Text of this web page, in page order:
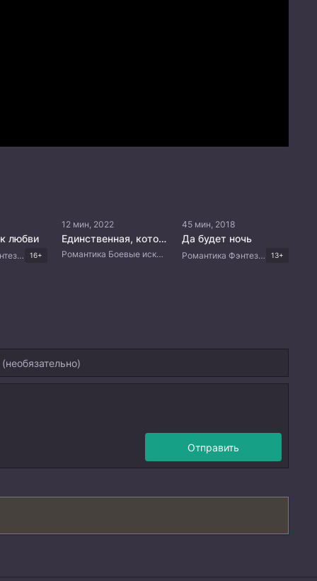
любви
Романтика Фэнтези Мистика Комедия Китайские дорамы 16+
12 мин, 2022
Единственная, которую ты не видел
Романтика Боевые искусства Китайские дорамы
45 мин, 2018
Да будет ночь
Романтика Фэнтези Драма Боевые искусства Китайские дорамы 13+
Отправить